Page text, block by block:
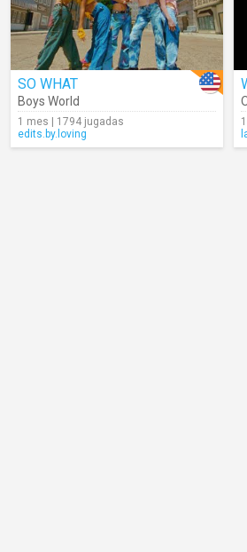
SO WHAT
Boys World
1 mes | 1794 jugadas
edits.by.loving